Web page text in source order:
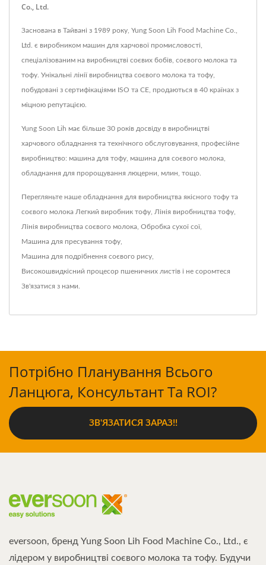
Co., Ltd.
Заснована в Тайвані з 1989 року, Yung Soon Lih Food Machine Co.,
Ltd. є виробником машин для харчової промисловості,
спеціалізованим на виробництві соєвих бобів, соєвого молока та
тофу. Унікальні лінії виробництва соєвого молока та тофу,
побудовані з сертифікаціями ISO та CE, продаються в 40 країнах з
міцною репутацією.
Yung Soon Lih має більше 30 років досвіду в виробництві
харчового обладнання та технічного обслуговування, професійне
виробництво: машина для тофу, машина для соєвого молока,
обладнання для пророщування люцерни, млин, тощо.
Перегляньте наше обладнання для виробництва якісного тофу та
соєвого молока Легкий виробник тофу Лінія виробництва тофу
Лінія виробництва соєвого молока Обробка сухої сої
Машина для пресування тофу
Машина для подрібнення соєвого рису
Високошвидкісний процесор пшеничних листів і не соромтеся
Зв'язатися з нами
Потрібно Планування Всього
Ланцюга, Консультант Та ROI?
ЗВ'ЯЗАТИСЯ ЗАРАЗ!!
eversoon, бренд Yung Soon Lih Food Machine Co., Ltd., є
лідером у виробництві соєвого молока та тофу. Будучи